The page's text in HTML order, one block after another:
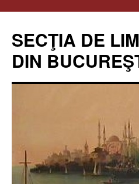
content
SECŢIA DE
DIN